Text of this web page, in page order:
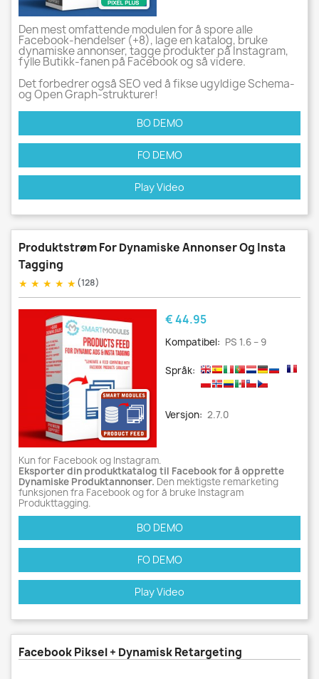
Den mest omfattende modulen for å spore alle
Facebook-hendelser (+8), lage en katalog, bruke
dynamiske annonser, tagge produkter på Instagram,
fylle Butikk-fanen på Facebook og så videre.
Det forbedrer også SEO ved å fikse ugyldige Schema-
og Open Graph-strukturer!
BO DEMO
FO DEMO
Play Video
Produktstrøm For Dynamiske Annonser Og Insta
Tagging
★ ★ ★ ★ ★(128)
Pris
€ 44.95
Kompatibel: PS 1.6 – 9
Språk:
Versjon: 2.7.0
Kun for Facebook og Instagram.
Eksporter din produktkatalog til Facebook for å opprette
Dynamiske Produktannonser. Den mektigste remarketing
funksjonen fra Facebook og for å bruke Instagram
Produkttagging.
BO DEMO
FO DEMO
Play Video
Facebook Piksel + Dynamisk Retargeting